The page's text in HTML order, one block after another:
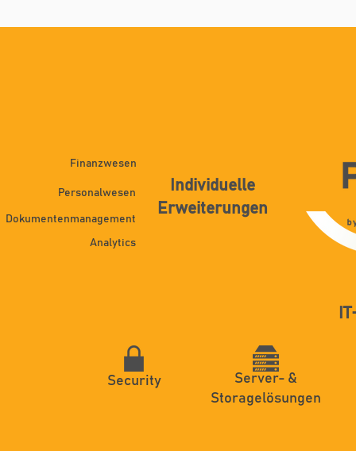
Finanzwesen
Personalwesen
Dokumentenmanagement
Analytics
Individuelle
Erweiterungen
Security
Server- &
Storagelösungen